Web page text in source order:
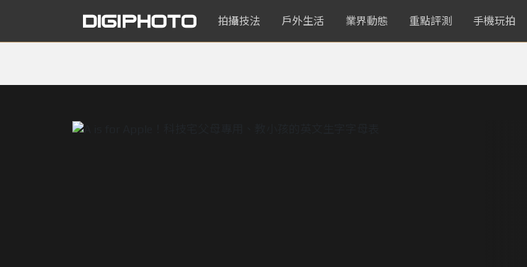
拍攝技法 戶外生活 業界動態 重點評測 手機玩拍